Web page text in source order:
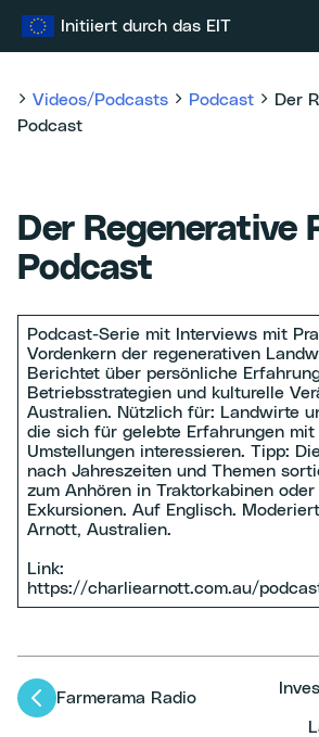
Inhalt
Initiiert durch das EIT
Videos/Podcasts Podcast
Der
Podcast
Der Regenerative
Podcast
Podcast-Serie mit Interviews mit
Vordenkern der regenerativen
Berichtet über persönliche
Betriebsstrategien und kulturelle
Australien. Nützlich für: Landwirte
die sich für gelebte Erfahrungen mit
Umstellungen interessieren. Tipp:
nach Jahreszeiten und Themen
zum Anhören in Traktorkabinen
Exkursionen. Auf Englisch.
Arnott, Australien.
Link:
https://charliearnott.com.au/
Artikel-
Farmerama Radio